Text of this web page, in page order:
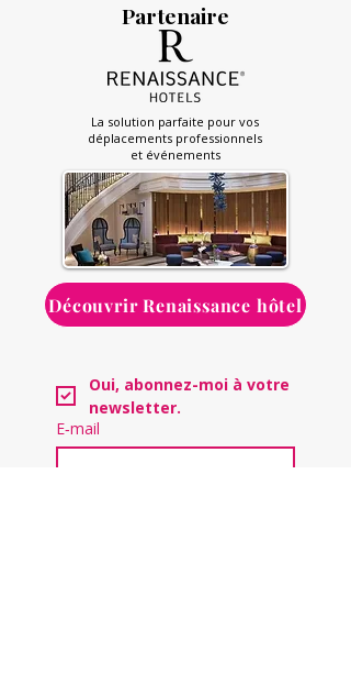
Partenaire
La solution parfaite pour vos
déplacements professionnels
et événements
Découvrir Renaissance hôtel
Oui, abonnez-moi à votre
newsletter.
E‑mail